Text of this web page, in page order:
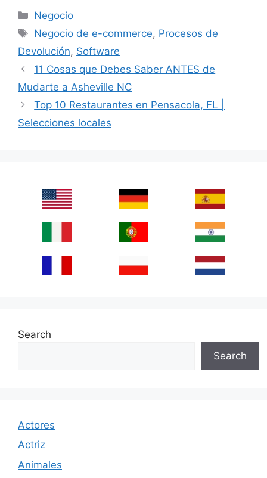
Categories
Negocio
Tags
Negocio de e-commerce, Procesos de
Devolución, Software
11 Cosas que Debes Saber ANTES de
Mudarte a Asheville NC
Top 10 Restaurantes en Pensacola, FL |
Selecciones locales
Search
Search
Actores
Actriz
Animales